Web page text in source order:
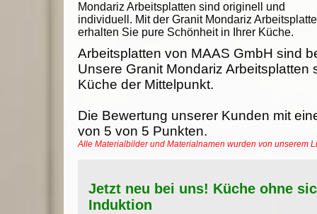
Mondariz Arbeitsplatten sind originell und
individuell. Mit der Granit Mondariz
erhalten Sie pure Schönheit in Ihrer Küche.
Arbeitsplatten von MAAS GmbH sind
Unsere Granit Mondariz Arbeitsplatten
Küche der Mittelpunkt.
Die Bewertung unserer Kunden mit
von 5 von 5 Punkten.
Alle Materialbilder und Materialnamen wurden von unserem
Jetzt neu bei uns! Küche ohne
Induktion